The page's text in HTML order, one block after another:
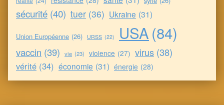
sécurité (40) tuer (36) Ukraine (31)
Union Européenne (26) URSS (22) USA(84)
vaccin (39) vie (23) violence (27) virus (38)
vérité (34) économie (31) énergie (28)